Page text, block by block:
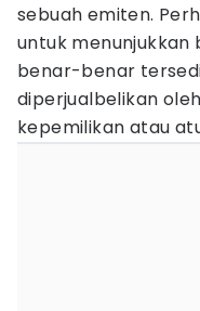
sebuah emiten.
untuk menunjukkan
benar-benar
diperjualbelikan
kepemilikan atau